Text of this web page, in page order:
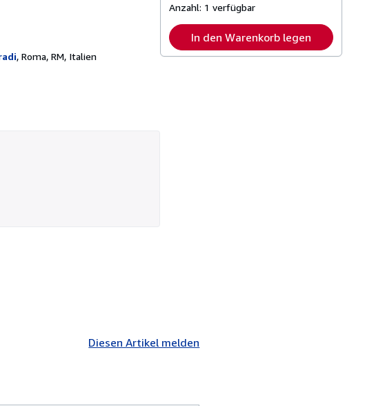
, Roma, RM, Italien
Anzahl: 1 verfügbar
In den Warenkorb legen
Diesen Artikel melden